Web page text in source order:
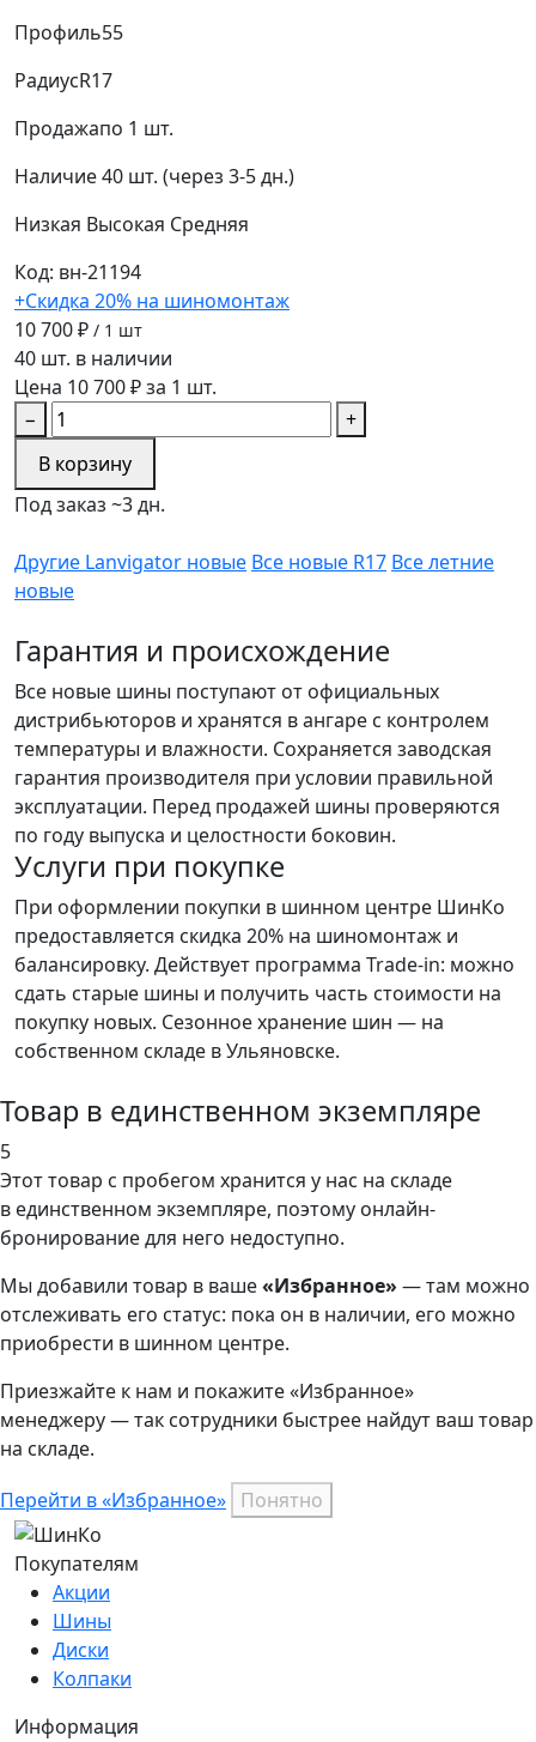
Профиль55
РадиусR17
Продажапо 1 шт.
Наличие40 шт. (через 3-5 дн.)
Низкая Высокая Средняя
Код: вн-21194
+Скидка 20% на шиномонтаж
10 700 ₽ / 1 шт
40 шт. в наличии
Цена 10 700 ₽ за 1 шт.
−
+
В корзину
Под заказ ~3 дн.
Другие Lanvigator новые Все новые R17 Все летние
новые
Гарантия и происхождение
Все новые шины поступают от официальных
дистрибьюторов и хранятся в ангаре с контролем
температуры и влажности. Сохраняется заводская
гарантия производителя при условии правильной
эксплуатации. Перед продажей шины проверяются
по году выпуска и целостности боковин.
Услуги при покупке
При оформлении покупки в шинном центре ШинКо
предоставляется скидка 20% на шиномонтаж и
балансировку. Действует программа Trade-in: можно
сдать старые шины и получить часть стоимости на
покупку новых. Сезонное хранение шин — на
собственном складе в Ульяновске.
Товар в единственном экземпляре
5
Этот товар с пробегом хранится у нас на складе
в единственном экземпляре, поэтому онлайн-
бронирование для него недоступно.
Мы добавили товар в ваше«Избранное» — там можно
отслеживать его статус: пока он в наличии, его можно
приобрести в шинном центре.
Приезжайте к нам и покажите «Избранное»
менеджеру — так сотрудники быстрее найдут ваш товар
на складе.
Перейти в «Избранное» Понятно
Покупателям
Акции
Шины
Диски
Колпаки
Информация